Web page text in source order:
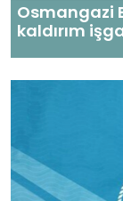
Osmangazi
kaldırım